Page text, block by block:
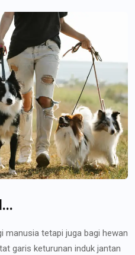
manusia tetapi juga bagi hewan
garis keturunan induk jantan